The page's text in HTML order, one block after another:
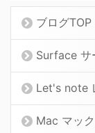
ブログTOP
Surface サ
Let's note
Mac マック